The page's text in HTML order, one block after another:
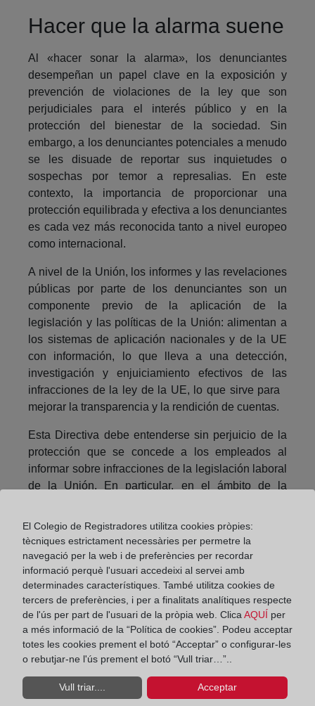
Hacer que la alarma suene
Al «hacer sonar la alarma», los denunciantes
desempeñan un papel clave en la exposición y
prevención de violaciones de la ley que son
perjudiciales para el interés público y en la
protección del bienestar de la sociedad. Sin
embargo, a los denunciantes potenciales a menudo
se les disuade de reportar sus inquietudes o
sospechas por temor a represalias. En este
contexto, la importancia de proporcionar una
protección equilibrada y efectiva a los denunciantes
es cada vez más reconocida tanto a nivel europeo
como internacional.
A nivel de la Unión, los informes y las revelaciones
públicas por parte de los denunciantes son un
componente previo de la aplicación de la
legislación y las políticas de la Unión: alimentan a
los sistemas de aplicación nacionales y de la UE
con información, lo que lleva a una detección,
investigación y enjuiciamiento efectivos de las
infracciones de la ley de la UE, lo que sirve para
mejorar la transparencia y la rendición de cuentas.
Esta Directiva debe entenderse sin perjuicio de la
protección que se concede a los empleados al
informar sobre infracciones de la legislación laboral
de la Unión. En particular, en el ámbito de la
Estados miembros garanticen que los trabajadores
o representantes de los trabajadores no se
encuentren en desventaja debido a sus solicitudes
o propuestas a los empleadores para que tomar las
medidas adecuadas para mitigar los peligros para
los trabajadores y eliminar las fuentes de peligro.
Los trabajadores y sus representantes tienen
derecho a plantear problemas a las autoridades
nacionales competentes si consideran que las
medidas adoptadas y los medios empleados por el
El Colegio de Registradores utilitza cookies pròpies:
tècniques estrictament necessàries per permetre la
navegació per la web i de preferències per recordar
informació perquè l'usuari accedeixi al servei amb
determinades característiques. També utilitza cookies de
tercers de preferències, i per a finalitats analítiques respecte
de l'ús per part de l'usuari de la pròpia web. Clica AQUÍ per
a més informació de la “Política de cookies”. Podeu acceptar
totes les cookies prement el botó “Acceptar” o configurar-les
o rebutjar-ne l'ús prement el botó “Vull triar…”..
Vull triar.... Acceptar